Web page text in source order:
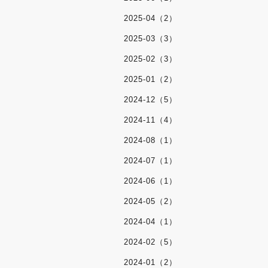
2025-04（2）
2025-03（3）
2025-02（3）
2025-01（2）
2024-12（5）
2024-11（4）
2024-08（1）
2024-07（1）
2024-06（1）
2024-05（2）
2024-04（1）
2024-02（5）
2024-01（2）